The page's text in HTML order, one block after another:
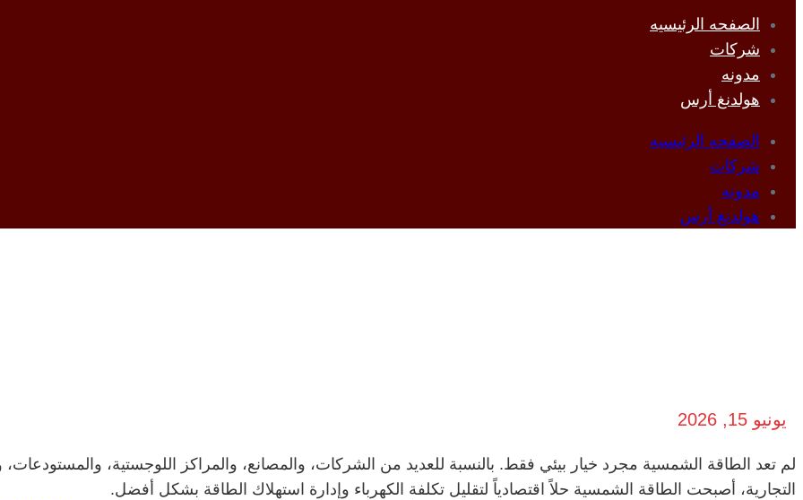
الصفحه الرئیسیه
شرکات
مدونه
هولدنغ أرس
الصفحه الرئیسیه
شرکات
مدونه
هولدنغ أرس
يونيو 15, 2026
لم تعد الطاقة الشمسية مجرد خيار بيئي فقط. بالنسبة للعديد من الشركات، والمصانع، والمراكز اللوجستية، والمستودعات،
التجارية، أصبحت الطاقة الشمسية حلاً اقتصادياً لتقليل تكلفة الكهرباء وإدارة استهلاك الطاقة بشكل أفضل.